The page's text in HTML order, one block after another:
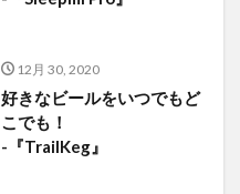
12月 30, 2020
好きなビールをいつでもど
こでも！
-『TrailKeg』